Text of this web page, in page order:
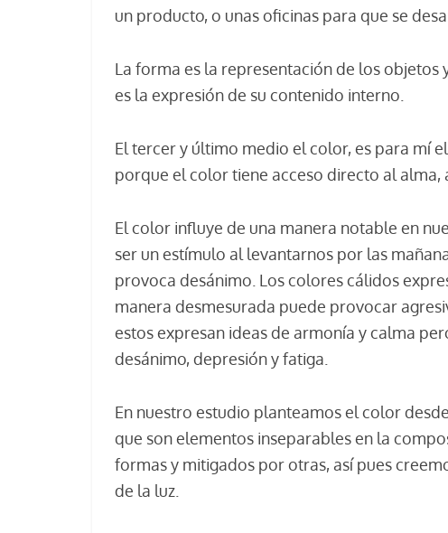
un producto, o unas oficinas para que se
La forma es la representación de los objetos
es la expresión de su contenido interno.
El tercer y último medio el color, es para mí
porque el color tiene acceso directo al alma,
El color influye de una manera notable en
ser un estímulo al levantarnos por las
provoca desánimo. Los colores cálidos
manera desmesurada puede provocar
estos expresan ideas de armonía y calma
desánimo, depresión y fatiga.
En nuestro estudio planteamos el color
que son elementos inseparables en la
formas y mitigados por otras, así pues
de la luz.